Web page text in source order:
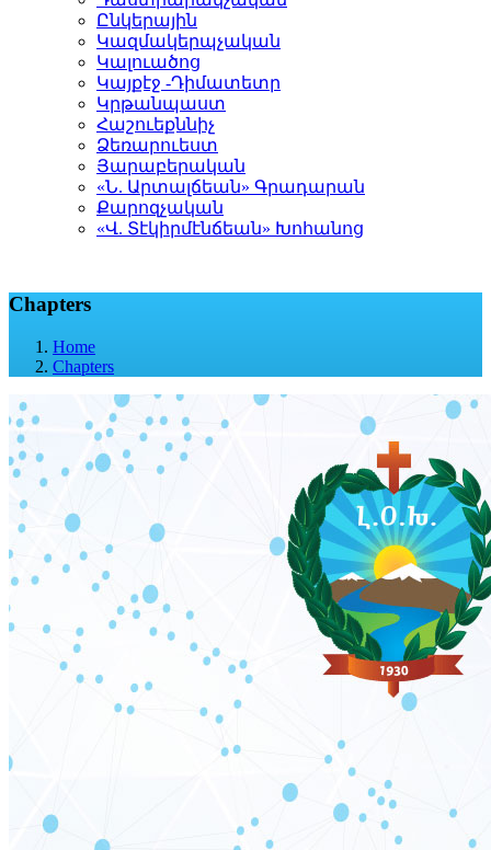
Ընկերային
Կազմակերպչական
Կալուածոց
Կայքէջ -Դիմատետր
Կրթանպաստ
Հաշուեքննիչ
Ձեռարուեստ
Յարաբերական
«Ն. Արտալճեան» Գրադարան
Քարոզչական
«Վ. Տէկիրմէնճեան» Խոհանոց
Chapters
Home
Chapters